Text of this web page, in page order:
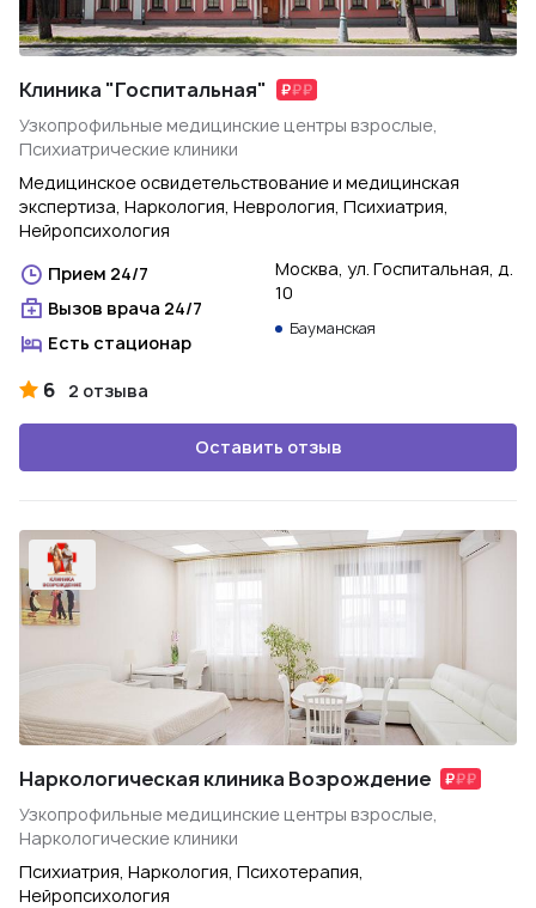
Клиника "Госпитальная"
Узкопрофильные медицинские центры взрослые,
Психиатрические клиники
Медицинское освидетельствование и медицинская
экспертиза, Наркология, Неврология, Психиатрия,
Нейропсихология
Прием 24/7
Вызов врача 24/7
Есть стационар
Москва, ул. Госпитальная, д.
10
Бауманская
6 2 отзыва
Оставить отзыв
Наркологическая клиника Возрождение
Узкопрофильные медицинские центры взрослые,
Наркологические клиники
Психиатрия, Наркология, Психотерапия,
Нейропсихология